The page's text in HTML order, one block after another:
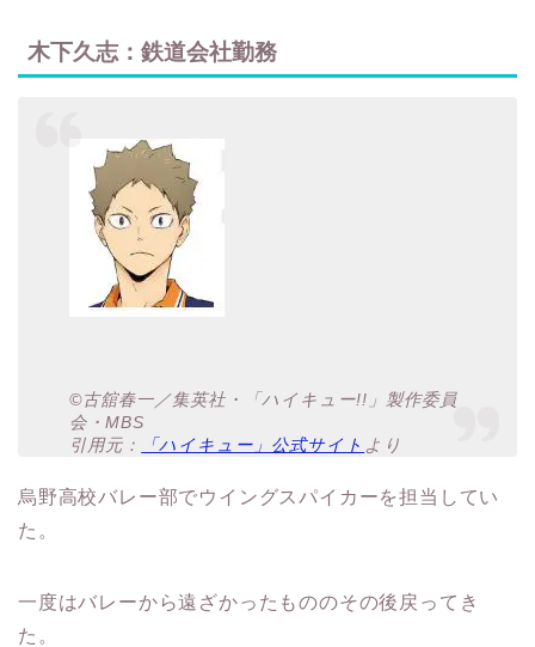
木下久志：鉄道会社勤務
©古舘春一／集英社・「ハイキュー!!」製作委員
会・MBS
引用元：
「ハイキュー」公式サイト より
烏野高校バレー部でウイングスパイカーを担当してい
た。
一度はバレーから遠ざかったもののその後戻ってき
た。